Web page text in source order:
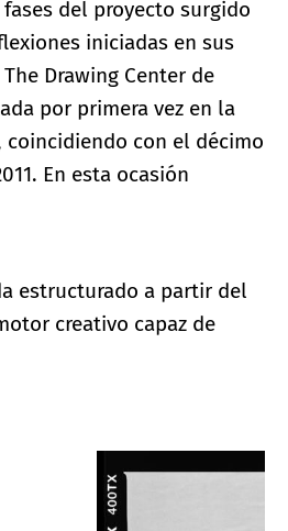
del proyecto surgido
iniciadas en sus
Drawing Center de
por primera vez en la
coincidiendo con el décimo
En esta ocasión
estructurado a partir del
creativo capaz de